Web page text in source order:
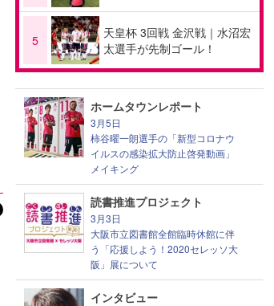
5
天皇杯 3回戦 金沢戦｜水沼宏
太選手が先制ゴール！
ホームタウンレポート
3月5日
柿谷曜一朗選手の「新型コロナウ
イルスの感染拡大防止啓発動画」
メイキング
読書推進プロジェクト
3月3日
大阪市立図書館全館臨時休館に伴
う「応援しよう！2020セレッソ大
阪」展について
インタビュー